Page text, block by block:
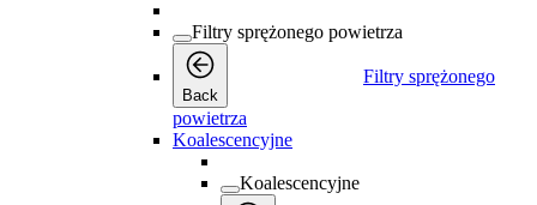
Filtry sprężonego powietrza
Back
Filtry sprężonego
powietrza
Koalescencyjne
Koalescencyjne